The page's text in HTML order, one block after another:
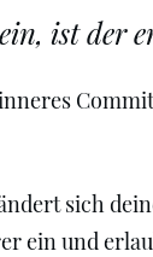
ist der
sich
ein und